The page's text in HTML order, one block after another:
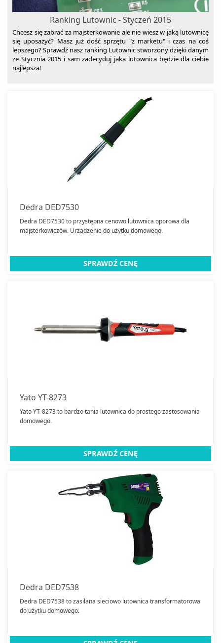
Ranking Lutownic - Styczeń 2015
Chcesz się zabrać za majsterkowanie ale nie wiesz w jaką lutownicę
się uposażyć? Masz już dość sprzętu "z marketu" i czas na coś
lepszego? Sprawdź nasz ranking Lutownic stworzony dzięki danym
ze Stycznia 2015 i sam zadecyduj jaka lutownica będzie dla ciebie
najlepsza!
Dedra DED7530
Dedra DED7530 to przystępna cenowo lutownica oporowa dla
majsterkowiczów. Urządzenie do użytku domowego.
SPRAWDŹ CENĘ
Yato YT-8273
Yato YT-8273 to bardzo tania lutownica do prostego zastosowania
domowego.
SPRAWDŹ CENĘ
Dedra DED7538
Dedra DED7538 to zasilana sieciowo lutownica transformatorowa
do użytku domowego.